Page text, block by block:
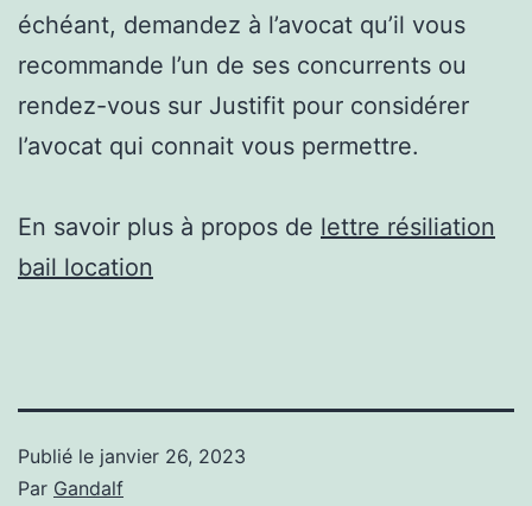
échéant, demandez à l’avocat qu’il vous
recommande l’un de ses concurrents ou
rendez-vous sur Justifit pour considérer
l’avocat qui connait vous permettre.
En savoir plus à propos de lettre résiliation
bail location
Publié le janvier 26, 2023
Par Gandalf